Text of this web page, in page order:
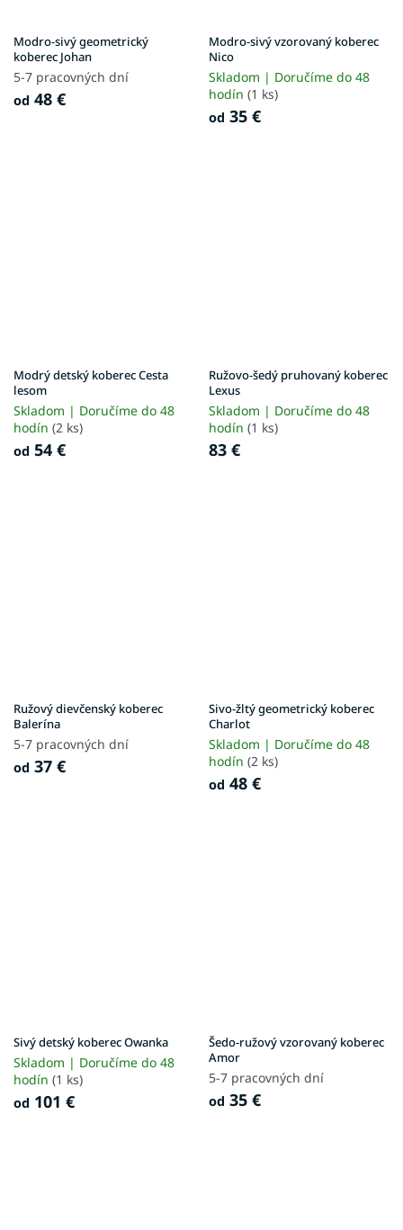
Modro-sivý geometrický
koberec Johan
5-7 pracovných dní
od 48 €
Modro-sivý vzorovaný koberec
Nico
Skladom | Doručíme do 48
hodín (1 ks)
od 35 €
Modrý detský koberec Cesta
lesom
Skladom | Doručíme do 48
hodín (2 ks)
od 54 €
Ružovo-šedý pruhovaný koberec
Lexus
Skladom | Doručíme do 48
hodín (1 ks)
83 €
Ružový dievčenský koberec
Balerína
5-7 pracovných dní
od 37 €
Sivo-žltý geometrický koberec
Charlot
Skladom | Doručíme do 48
hodín (2 ks)
od 48 €
Sivý detský koberec Owanka
Skladom | Doručíme do 48
hodín (1 ks)
od 101 €
Šedo-ružový vzorovaný koberec
Amor
5-7 pracovných dní
od 35 €